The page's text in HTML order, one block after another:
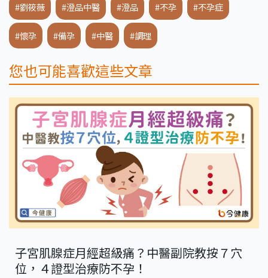
#劉筱薇 #澄品中醫 #澄品 #不孕 #不孕症
#懷孕 #備孕 #中醫 #調理
您也可能喜歡這些文章
子宮肌腺症月經超級痛？中醫副院教按７穴
位，４證型治療防不孕！